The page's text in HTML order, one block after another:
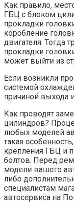
Как правило,
ГБЦ с блоком
прокладки
коробление
двигателя. Тогда
прокладки
может выйти из
Если возникли
системой
причиной выхода
Как проводят
цилиндров?
любых моделей
такая
крепления ГБЦ и
болтов. Перед
модели вашего
либо
специалистам
автосервиса на